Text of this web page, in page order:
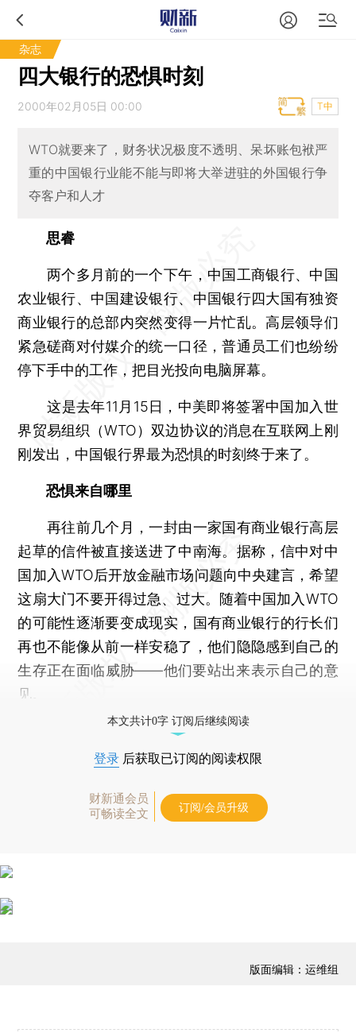
杂志
四大银行的恐惧时刻
2000年02月05日 00:00 T中
WTO就要来了，财务状况极度不透明、呆坏账包袱严
重的中国银行业能不能与即将大举进驻的外国银行争
夺客户和人才
思睿
两个多月前的一个下午，中国工商银行、中国
农业银行、中国建设银行、中国银行四大国有独资
商业银行的总部内突然变得一片忙乱。高层领导们
紧急磋商对付媒介的统一口径，普通员工们也纷纷
停下手中的工作，把目光投向电脑屏幕。
这是去年11月15日，中美即将签署中国加入世
界贸易组织（WTO）双边协议的消息在互联网上刚
刚发出，中国银行界最为恐惧的时刻终于来了。
恐惧来自哪里
再往前几个月，一封由一家国有商业银行高层
起草的信件被直接送进了中南海。据称，信中对中
国加入WTO后开放金融市场问题向中央建言，希望
这扇大门不要开得过急、过大。随着中国加入WTO
的可能性逐渐要变成现实，国有商业银行的行长们
再也不能像从前一样安稳了，他们隐隐感到自己的
生存正在面临威胁——他们要站出来表示自己的意
见。
本文共计0字 订阅后继续阅读
登录 后获取已订阅的阅读权限
财新通会员
可畅读全文
订阅/会员升级
版面编辑：运维组